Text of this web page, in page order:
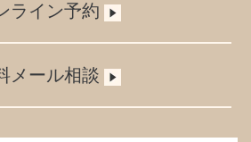
ライン予約
メール相談